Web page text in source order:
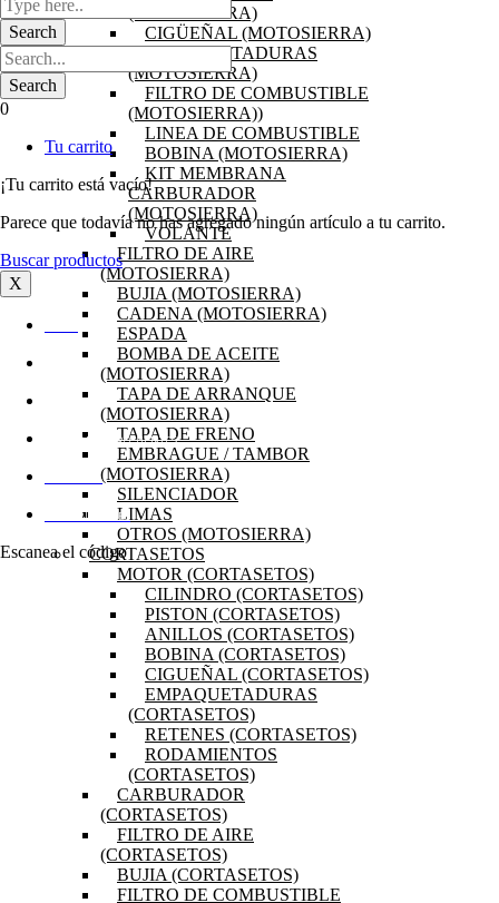
(MOTOSIERRA)
CIGÜEÑAL (MOTOSIERRA)
EMPAQUETADURAS
(MOTOSIERRA)
FILTRO DE COMBUSTIBLE
(MOTOSIERRA))
LINEA DE COMBUSTIBLE
BOBINA (MOTOSIERRA)
KIT MEMBRANA
CARBURADOR
(MOTOSIERRA)
VOLANTE
FILTRO DE AIRE
(MOTOSIERRA)
BUJIA (MOTOSIERRA)
CADENA (MOTOSIERRA)
ESPADA
BOMBA DE ACEITE
(MOTOSIERRA)
TAPA DE ARRANQUE
(MOTOSIERRA)
TAPA DE FRENO
EMBRAGUE / TAMBOR
(MOTOSIERRA)
SILENCIADOR
LIMAS
OTROS (MOTOSIERRA)
CORTASETOS
MOTOR (CORTASETOS)
CILINDRO (CORTASETOS)
PISTON (CORTASETOS)
ANILLOS (CORTASETOS)
BOBINA (CORTASETOS)
CIGUEÑAL (CORTASETOS)
EMPAQUETADURAS
(CORTASETOS)
RETENES (CORTASETOS)
RODAMIENTOS
(CORTASETOS)
CARBURADOR
(CORTASETOS)
FILTRO DE AIRE
(CORTASETOS)
BUJIA (CORTASETOS)
FILTRO DE COMBUSTIBLE
0
Tu carrito
¡Tu carrito está vacío!
Parece que todavía no has agregado ningún artículo a tu carrito.
Buscar productos
X
PREGUNTAS FRECUENTES
MI CUENTA
DISTRIBUIDORES
Escanea el código